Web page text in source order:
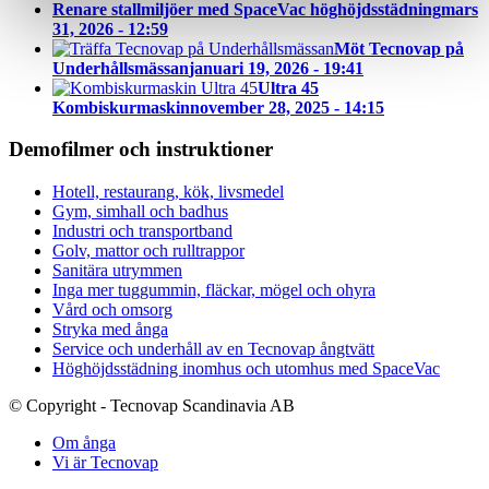
Renare stallmiljöer med SpaceVac höghöjdsstädningmars
31, 2026 - 12:59
Möt Tecnovap på
Underhållsmässanjanuari 19, 2026 - 19:41
Ultra 45
Kombiskurmaskinnovember 28, 2025 - 14:15
Demofilmer och instruktioner
Hotell, restaurang, kök, livsmedel
Gym, simhall och badhus
Industri och transportband
Golv, mattor och rulltrappor
Sanitära utrymmen
Inga mer tuggummin, fläckar, mögel och ohyra
Vård och omsorg
Stryka med ånga
Service och underhåll av en Tecnovap ångtvätt
Höghöjdsstädning inomhus och utomhus med SpaceVac
© Copyright - Tecnovap Scandinavia AB
Om ånga
Vi är Tecnovap